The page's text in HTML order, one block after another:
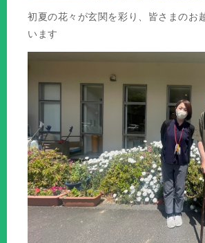
初夏の花々が玄関を彩り、皆さまのお
います